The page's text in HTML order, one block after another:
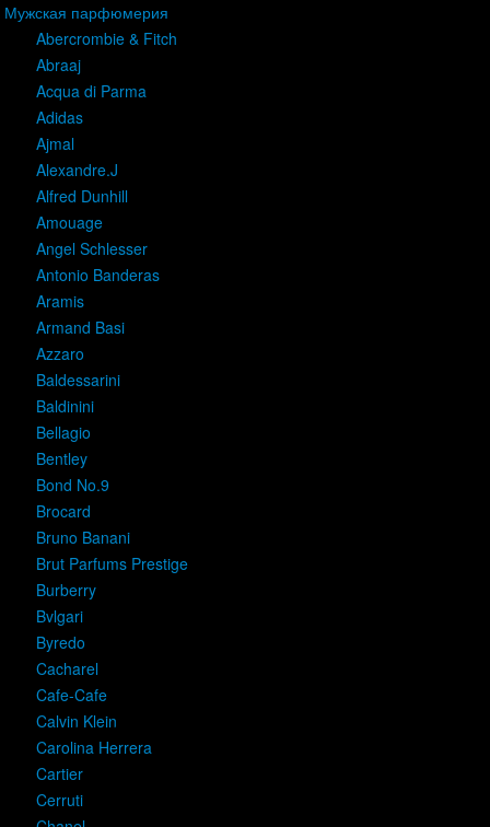
Мужская парфюмерия
Abercrombie & Fitch
Abraaj
Acqua di Parma
Adidas
Ajmal
Alexandre.J
Alfred Dunhill
Amouage
Angel Schlesser
Antonio Banderas
Aramis
Armand Basi
Azzaro
Baldessarini
Baldinini
Bellagio
Bentley
Bond No.9
Brocard
Bruno Banani
Brut Parfums Prestige
Burberry
Bvlgari
Byredo
Cacharel
Cafe-Cafe
Calvin Klein
Carolina Herrera
Cartier
Cerruti